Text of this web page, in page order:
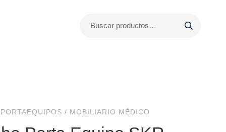
/ MOBILIARIO MÉDICO